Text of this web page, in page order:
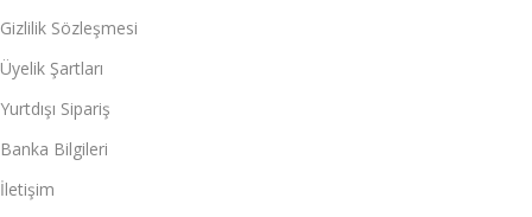
Gizlilik Sözleşmesi
Üyelik Şartları
Yurtdışı Sipariş
Banka Bilgileri
İletişim